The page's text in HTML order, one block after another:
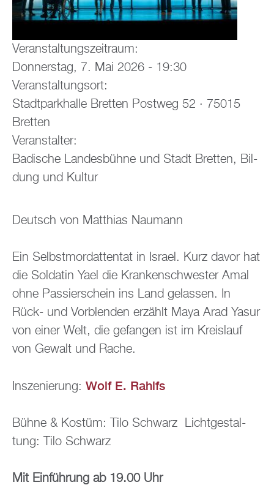
Ver­an­stal­tungs­zeit­raum:
Don­ners­tag, 7. Mai 2026 - 19:30
Ver­an­stal­tungs­ort:
Stadt­park­hal­le Brett­en Post­weg 52 · 75015
Brett­en
Ver­an­stal­ter:
Ba­di­sche Lan­des­büh­ne und Stadt Brett­en, Bil­
dung und Kul­tur
Deutsch von Mat­thi­as Nau­mann
Ein Selbst­mord­at­ten­tat in Is­ra­el. Kurz davor hat
die Sol­da­tin Yael die Kran­ken­schwes­ter Amal
ohne Pas­sier­schein ins Land ge­las­sen. In
Rück- und Vor­blen­den er­zählt Maya Arad Yasur
von einer Welt, die ge­fan­gen ist im Kreis­lauf
von Ge­walt und Rache.
In­sze­nie­rung: Wolf E. Rahlfs
Bühne & Kos­tüm: Tilo Schwarz Licht­ge­stal­
tung:
Tilo Schwarz
Mit Ein­füh­rung ab 19.00 Uhr